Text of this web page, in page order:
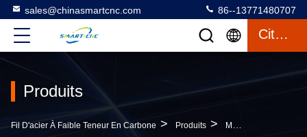
sales@chinasmartcnc.com 86--13771480707
Citation
Produits
Fil D'acier À Faible Teneur En Carbone > Produits > Machine De Cannelure De La Commande Numérique Par Ordinateur V